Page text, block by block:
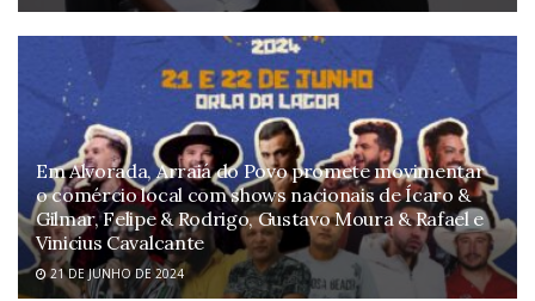
Em Alvorada, Arraiá do Povo promete movimentar
o comércio local com shows nacionais de Ícaro &
Gilmar, Felipe & Rodrigo, Gustavo Moura & Rafael e
Vinicius Cavalcante
21 DE JUNHO DE 2024